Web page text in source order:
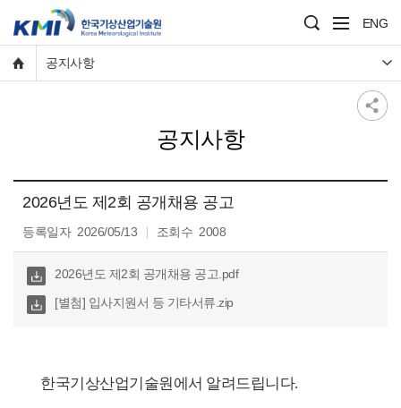
ENG
공지사항
공지사항
2026년도 제2회 공개채용 공고
등록일자 2026/05/13 조회수 2008
다운
드
2026년도 제2회 공개채용 공고.pdf
다운
[별첨] 입사지원서 등 기타서류.zip
한국기상산업기술원에서 알려드립니다.